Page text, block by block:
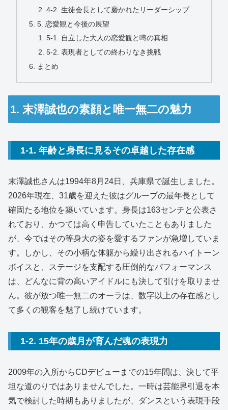
4-2. 生徒会長として磨かれたリーダーシップ
5. 恋愛観と今後の展望
5-1. 自立した大人の恋愛観と噂の真相
5-2. 表現者としての終わりなき挑戦
まとめ
1. 末澤誠也の素顔と唯一無二の魅力
1-1. 年齢と身長に見るその卓越した存在感
末澤誠也さんは1994年8月24日、兵庫県で誕生しました。
2026年現在、31歳を迎えた彼はグループの最年長として
確固たる地位を築いています。身長は163センチと公表さ
れており、かつては高く申告していたこともありました
が、今ではその等身大の姿を愛するファンが急増していま
す。しかし、その小柄な体躯から繰り出されるハイトーン
ボイスと、ステージを支配する圧倒的なパフォーマンス
は、どんなに背の高いアイドルにも決して引けを取りませ
ん。彼が放つ唯一無二のオーラは、数字以上の存在感とし
て多くの観客を魅了し続けています。
1-2. 15年の歳月が育んだ魂の表現力
2009年の入所からCDデビューまでの15年間は、決して平
坦な道のりではありませんでした。一時は芸能界引退を本
気で検討した時期もありましたが、ダンスという表現手段